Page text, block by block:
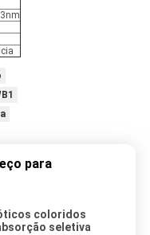
para
coloridos
seletiva